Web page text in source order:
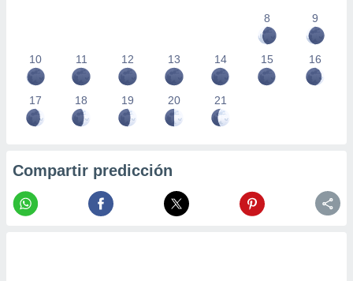
8
9
10 11 12 13 14 15 16
17 18 19 20 21
Compartir predicción